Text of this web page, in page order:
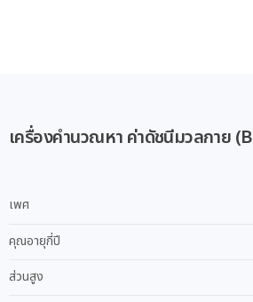
เครื่องคำนวณหา ค่าดัชนีมวลกาย
เพศ
คุณอายุกี่ปี
ส่วนสูง